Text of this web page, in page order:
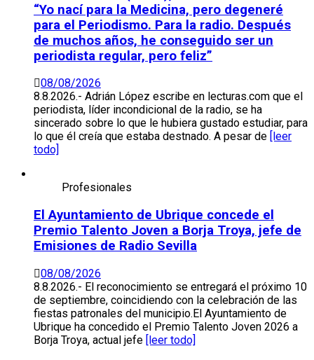
“Yo nací para la Medicina, pero degeneré
para el Periodismo. Para la radio. Después
de muchos años, he conseguido ser un
periodista regular, pero feliz”
08/08/2026
8.8.2026.- Adrián López escribe en lecturas.com que el
periodista, líder incondicional de la radio, se ha
sincerado sobre lo que le hubiera gustado estudiar, para
lo que él creía que estaba destnado. A pesar de
[leer
todo]
Profesionales
El Ayuntamiento de Ubrique concede el
Premio Talento Joven a Borja Troya, jefe de
Emisiones de Radio Sevilla
08/08/2026
8.8.2026.- El reconocimiento se entregará el próximo 10
de septiembre, coincidiendo con la celebración de las
fiestas patronales del municipio.El Ayuntamiento de
Ubrique ha concedido el Premio Talento Joven 2026 a
Borja Troya, actual jefe [leer todo]